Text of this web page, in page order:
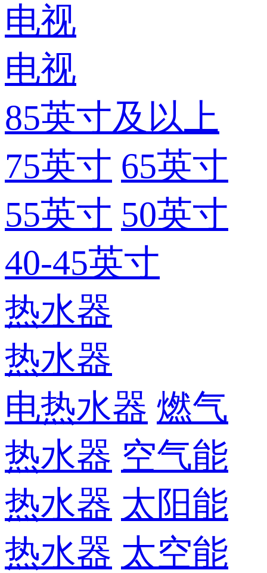
电视
电视
85英寸及以上
75英寸 65英寸
55英寸 50英寸
40-45英寸
热水器
热水器
电热水器 燃气
热水器 空气能
热水器 太阳能
热水器 太空能